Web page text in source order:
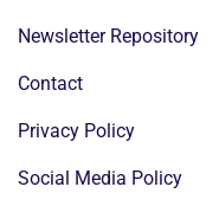
Newsletter Repository
Contact
Privacy Policy
Social Media Policy